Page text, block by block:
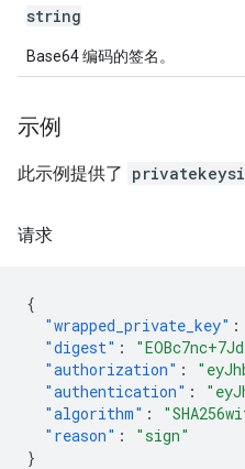
string
Base64 编码的签名。
示例
此示例提供了
请求
{
"wrapped_private_key" :
"digest" :
"authorization" :
"authentication" :
"algorithm" :
"reason" :
"sign"
}